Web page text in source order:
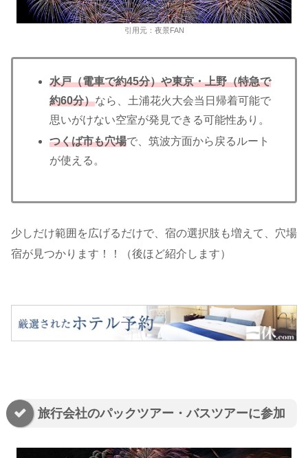
引用元：夜景FAN
水戸（電車で約45分）や東京・上野（特急で
約60分）なら、土浦花火大会当日帰着可能で
思いがけない空室が発見できる可能性あり。
つくば市も穴場で、筑波方面から戻るルート
が使える。
少しだけ範囲を広げるだけで、宿の選択肢も増えて、穴場
宿が見つかります！！（後ほど紹介します）
旅行会社のパックツアー・バスツアーに参加